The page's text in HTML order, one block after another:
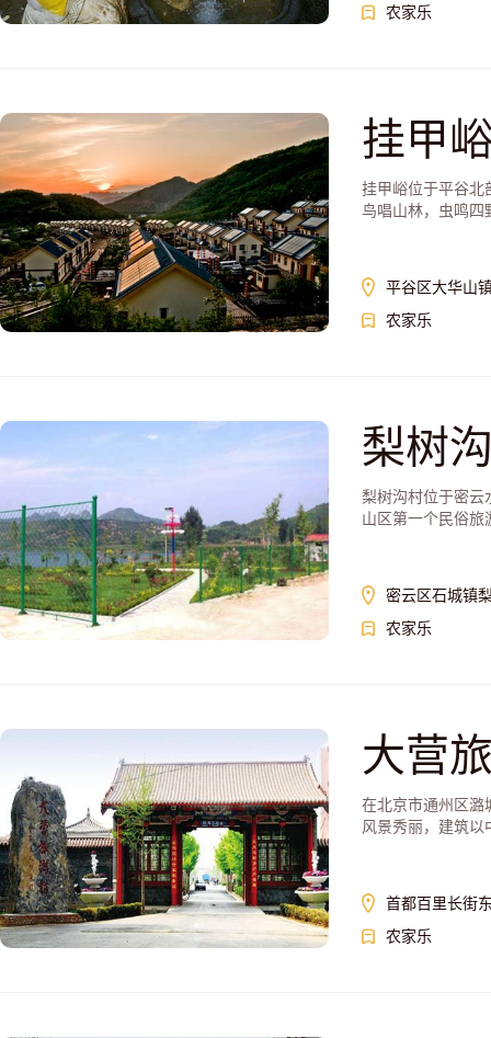
农家乐
挂甲
挂甲峪位于平谷北
鸟唱山林，虫鸣四
平谷区大华山
农家乐
梨树
梨树沟村位于密云
山区第一个民俗旅
密云区石城镇
农家乐
大营
在北京市通州区
风景秀丽，建筑以
首都百里长街
农家乐